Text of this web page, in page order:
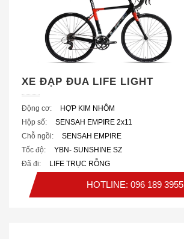
XE ĐẠP ĐUA LIFE LIGHT
Động cơ:
HỢP KIM NHÔM
Hộp số:
SENSAH EMPIRE 2x11
Chỗ ngồi:
SENSAH EMPIRE
Tốc độ:
YBN- SUNSHINE SZ
Đã đi:
LIFE TRỤC RỖNG
HOTLINE: 096 189 3955